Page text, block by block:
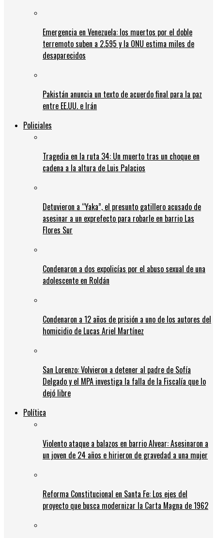
Emergencia en Venezuela: los muertos por el doble
terremoto suben a 2.595 y la ONU estima miles de
desaparecidos
Pakistán anuncia un texto de acuerdo final para la paz
entre EE.UU. e Irán
Policiales
Tragedia en la ruta 34: Un muerto tras un choque en
cadena a la altura de Luis Palacios
Detuvieron a “Yaka”, el presunto gatillero acusado de
asesinar a un exprefecto para robarle en barrio Las
Flores Sur
Condenaron a dos expolicías por el abuso sexual de una
adolescente en Roldán
Condenaron a 12 años de prisión a uno de los autores del
homicidio de Lucas Ariel Martínez
San Lorenzo: Volvieron a detener al padre de Sofía
Delgado y el MPA investiga la falla de la Fiscalía que lo
dejó libre
Política
Violento ataque a balazos en barrio Alvear: Asesinaron a
un joven de 24 años e hirieron de gravedad a una mujer
Reforma Constitucional en Santa Fe: Los ejes del
proyecto que busca modernizar la Carta Magna de 1962